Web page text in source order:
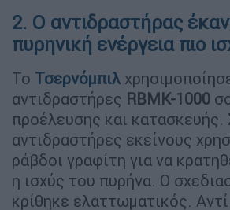
2. Ο αντιδραστήρας
πυρηνική ενέργεια πιο
Το Τσερνόμπιλ
αντιδραστήρες RBMK-1000
προέλευσης και κατασκευής.
αντιδραστήρες εκείνους
ράβδοι γραφίτη για να
η ισχύς του πυρήνα. Ο
κρίθηκε ελαττωματικός.